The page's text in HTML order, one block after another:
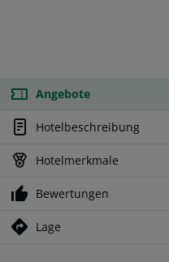
Angebote
Hotelbeschreibung
Hotelmerkmale
Bewertungen
Lage